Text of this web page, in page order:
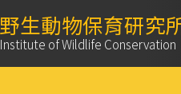
野生動物保育研究
Institute of Wildlife Conservation